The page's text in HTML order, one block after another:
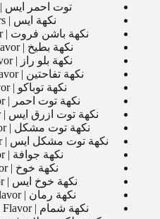
توت احمر ايس | Raspberry Ice
نكهة ايس | Iced Flavors
نكهة باشن فروت | Passionfruit Flavor
نكهة بطيخ | Watermelon Flavor
نكهة بلو راز | Blue Razz Flavor
نكهة تفاحتين | Double Apple Flavor
نكهة توباكو | Tobacco Flavor
نكهة توت احمر | Raspberry Flavor
نكهة توت ازرق ايس | Blueberry Ice Flavor
نكهة توت مشكل | Mixed Berry Flavor
نكهة توت مشكل ايس | Mixed berry Ice Flavor
نكهة جوافة | Guava Flavor
نكهة خوخ | Peach Flavor
نكهة خوخ ايس | Peach Ice Flavor
نكهة رمان | Pomegranate Flavor
نكهة شمام | Honeydew Melon Flavor